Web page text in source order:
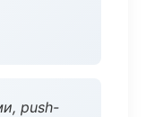
push-